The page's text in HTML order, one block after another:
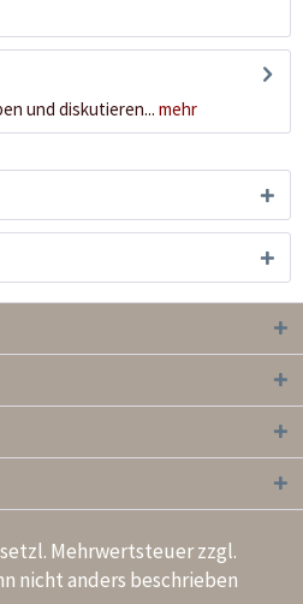
und diskutieren... mehr
Mehrwertsteuer zzgl.
nicht anders beschrieben